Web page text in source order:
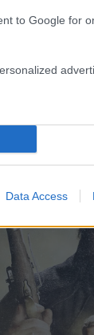
to Google for
Data Access
σειρές